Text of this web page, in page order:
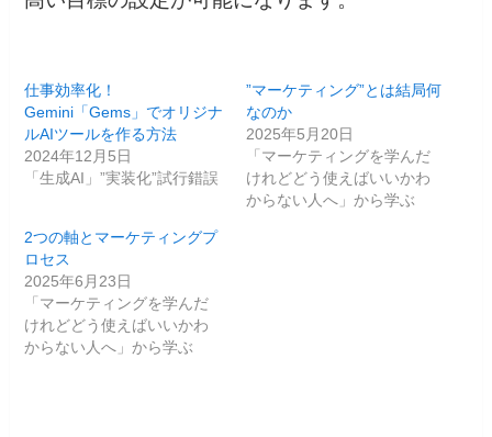
仕事効率化！
Gemini「Gems」でオリジナ
ルAIツールを作る方法
2024年12月5日
「生成AI」”実装化”試行錯誤
”マーケティング”とは結局何
なのか
2025年5月20日
「マーケティングを学んだ
けれどどう使えばいいかわ
からない人へ」から学ぶ
2つの軸とマーケティングプ
ロセス
2025年6月23日
「マーケティングを学んだ
けれどどう使えばいいかわ
からない人へ」から学ぶ